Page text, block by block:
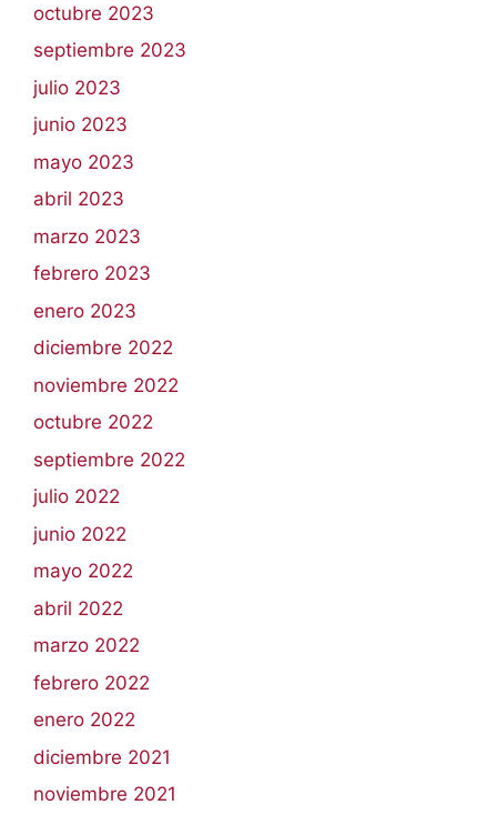
octubre 2023
septiembre 2023
julio 2023
junio 2023
mayo 2023
abril 2023
marzo 2023
febrero 2023
enero 2023
diciembre 2022
noviembre 2022
octubre 2022
septiembre 2022
julio 2022
junio 2022
mayo 2022
abril 2022
marzo 2022
febrero 2022
enero 2022
diciembre 2021
noviembre 2021